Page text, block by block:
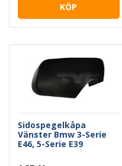
KÖP
Sidospegelkåpa
Vänster Bmw 3-Serie
E46, 5-Serie E39